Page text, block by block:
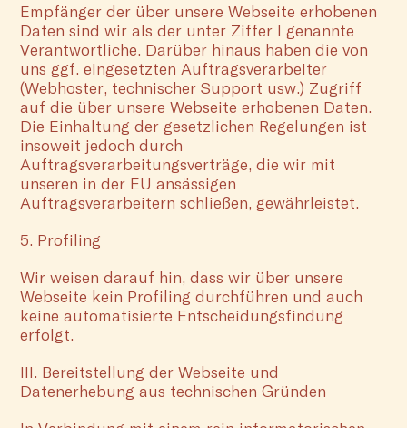
Empfänger der über unsere Webseite erhobenen
Daten sind wir als der unter Ziffer I genannte
Verantwortliche. Darüber hinaus haben die von
uns ggf. eingesetzten Auftragsverarbeiter
(Webhoster, technischer Support usw.) Zugriff
auf die über unsere Webseite erhobenen Daten.
Die Einhaltung der gesetzlichen Regelungen ist
insoweit jedoch durch
Auftragsverarbeitungsverträge, die wir mit
unseren in der EU ansässigen
Auftragsverarbeitern schließen, gewährleistet.
5. Profiling
Wir weisen darauf hin, dass wir über unsere
Webseite kein Profiling durchführen und auch
keine automatisierte Entscheidungsfindung
erfolgt.
III. Bereitstellung der Webseite und
Datenerhebung aus technischen Gründen